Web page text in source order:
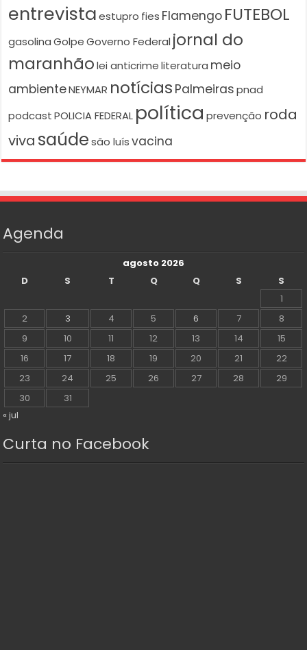
entrevista estupro fies Flamengo FUTEBOL
gasolina Golpe Governo Federal jornal do
maranhão lei anticrime literatura meio
ambienteNEYMAR notícias Palmeiras pnad
podcast POLICIA FEDERAL política prevenção roda
viva saúde são luís vacina
Agenda
agosto 2026
D
S T Q Q S
S
1
2
3 4 5 6 7
8
9
10 11 12 13 14
15
16
17 18 19 20 21
22
23
24 25 26 27 28
29
30
31
« jul
Curta no Facebook